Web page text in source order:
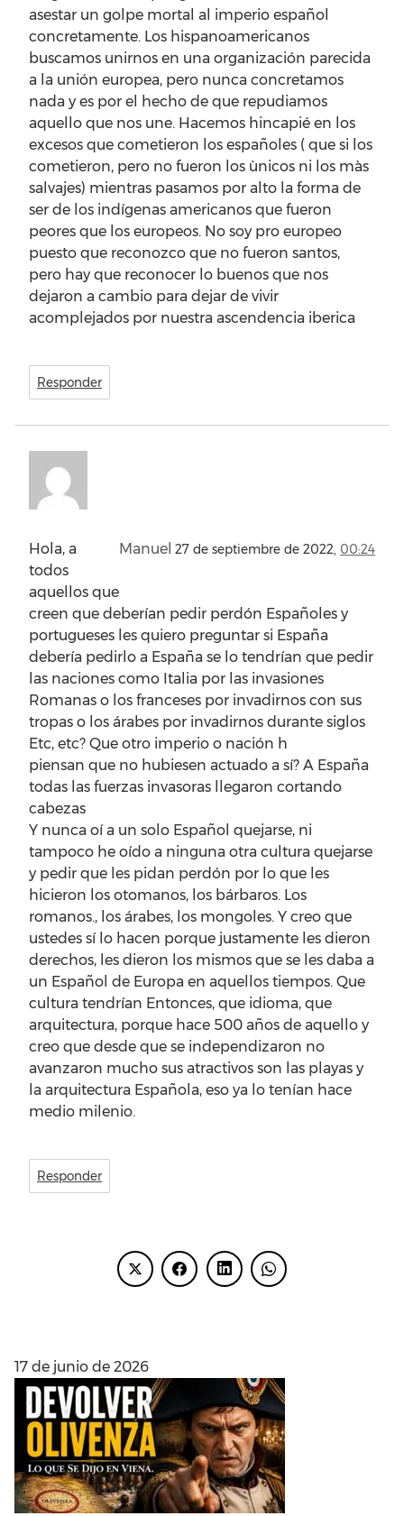
asestar un golpe mortal al imperio español
concretamente. Los hispanoamericanos
buscamos unirnos en una organización parecida
a la unión europea, pero nunca concretamos
nada y es por el hecho de que repudiamos
aquello que nos une. Hacemos hincapié en los
excesos que cometieron los españoles ( que si los
cometieron, pero no fueron los ùnicos ni los màs
salvajes) mientras pasamos por alto la forma de
ser de los indígenas americanos que fueron
peores que los europeos. No soy pro europeo
puesto que reconozco que no fueron santos,
pero hay que reconocer lo buenos que nos
dejaron a cambio para dejar de vivir
acomplejados por nuestra ascendencia iberica
Responder
Manuel 27 de septiembre de 2022, 00:24
Hola, a
todos
aquellos que
creen que deberían pedir perdón Españoles y
portugueses les quiero preguntar si España
debería pedirlo a España se lo tendrían que pedir
las naciones como Italia por las invasiones
Romanas o los franceses por invadirnos con sus
tropas o los árabes por invadirnos durante siglos
Etc, etc? Que otro imperio o nación h
piensan que no hubiesen actuado a sí? A España
todas las fuerzas invasoras llegaron cortando
cabezas
Y nunca oí a un solo Español quejarse, ni
tampoco he oído a ninguna otra cultura quejarse
y pedir que les pidan perdón por lo que les
hicieron los otomanos, los bárbaros. Los
romanos., los árabes, los mongoles. Y creo que
ustedes sí lo hacen porque justamente les dieron
derechos, les dieron los mismos que se les daba a
un Español de Europa en aquellos tiempos. Que
cultura tendrían Entonces, que idioma, que
arquitectura, porque hace 500 años de aquello y
creo que desde que se independizaron no
avanzaron mucho sus atractivos son las playas y
la arquitectura Española, eso ya lo tenían hace
medio milenio.
Responder
17 de junio de 2026